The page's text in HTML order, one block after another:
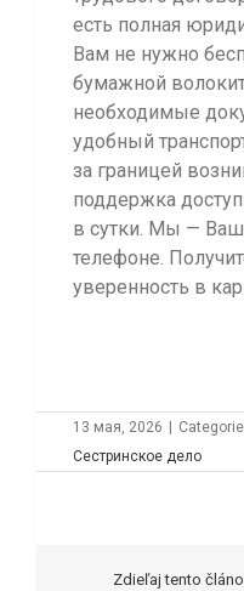
есть полная
Вам не нужно
бумажной
необходимые
удобный
за границей
поддержка
в сутки. Мы —
телефоне.
уверенность в
13 мая, 2026
Сестринское дело
Zdieľaj tento